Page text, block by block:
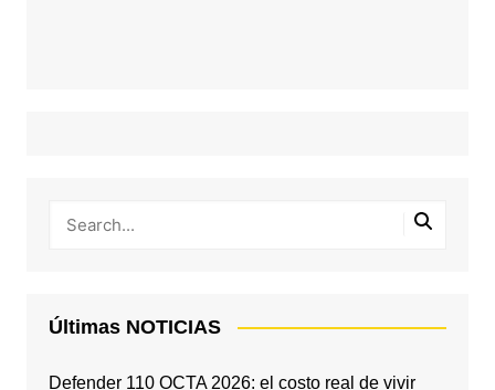
Últimas NOTICIAS
Defender 110 OCTA 2026: el costo real de vivir